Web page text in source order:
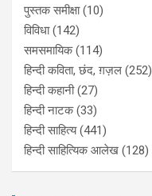
पुस्‍तक समीक्षा(10)
विविधा(142)
समसमायिक(114)
हिन्दी कविता, छंद, ग़ज़ल (252)
हिन्दी कहानी(27)
हिन्‍दी नाटक(33)
हिन्दी साहित्य(441)
हिन्दी साहित्यिक आलेख (128)